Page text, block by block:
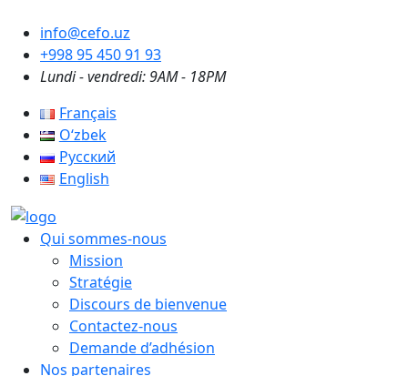
info@cefo.uz
+998 95 450 91 93
Lundi - vendredi: 9AM - 18PM
Français
Oʻzbek
Русский
English
Qui sommes-nous
Mission
Stratégie
Discours de bienvenue
Contactez-nous
Demande d’adhésion
Nos partenaires